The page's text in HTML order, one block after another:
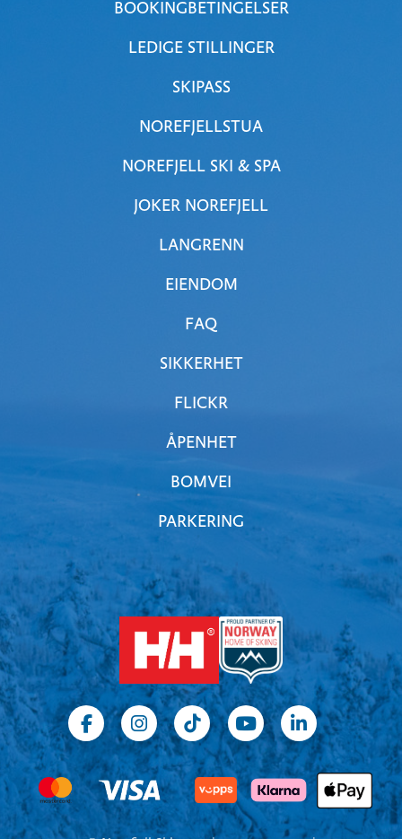
BOOKINGBETINGELSER
LEDIGE STILLINGER
SKIPASS
NOREFJELLSTUA
NOREFJELL SKI & SPA
JOKER NOREFJELL
LANGRENN
EIENDOM
FAQ
SIKKERHET
FLICKR
ÅPENHET
BOMVEI
PARKERING